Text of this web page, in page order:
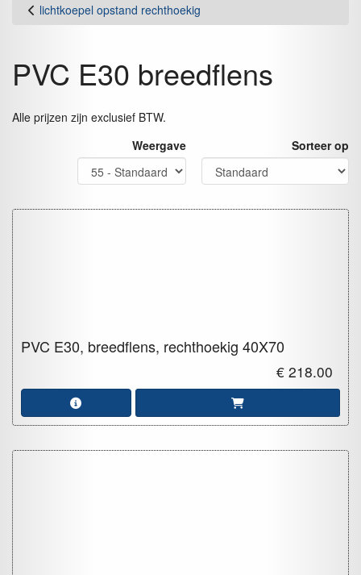
lichtkoepel opstand rechthoekig
PVC E30 breedflens
Alle prijzen zijn exclusief BTW.
Weergave
Sorteer op
PVC E30, breedflens, rechthoekig 40X70
€ 218.00